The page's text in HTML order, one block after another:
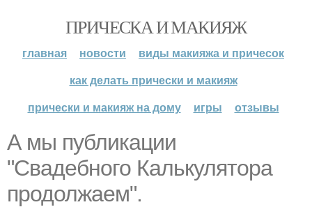
ПРИЧЕСКА И МАКИЯЖ
главная новости
виды макияжа и причесок
как делать прически и макияж
прически и макияж на дому
игры отзывы
А мы публикации
"Свадебного Калькулятора
продолжаем".